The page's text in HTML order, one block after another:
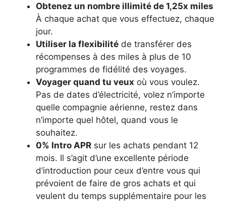
Obtenez un nombre illimité de 1,25x miles
À chaque achat que vous effectuez, chaque
jour.
Utiliser la flexibilité de transférer des
récompenses à des miles à plus de 10
programmes de fidélité des voyages.
Voyager quand tu veux où vous voulez.
Pas de dates d’électricité, volez n’importe
quelle compagnie aérienne, restez dans
n’importe quel hôtel, quand vous le
souhaitez.
0% Intro APR sur les achats pendant 12
mois. Il s’agit d’une excellente période
d’introduction pour ceux d’entre vous qui
prévoient de faire de gros achats et qui
veulent du temps supplémentaire pour les